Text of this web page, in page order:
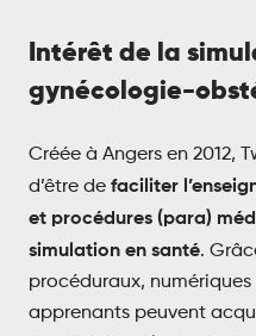
Intérêt de la
gynécologie-
Créée à Angers en 2012,
d’être de faciliter
et procédures (para)
simulation en santé.
procéduraux,
apprenants peuvent